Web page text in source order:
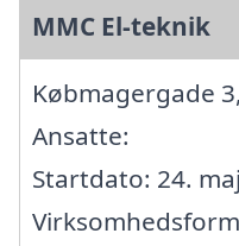
MMC El-teknik
Købmagergade
Ansatte:
Startdato: 24.